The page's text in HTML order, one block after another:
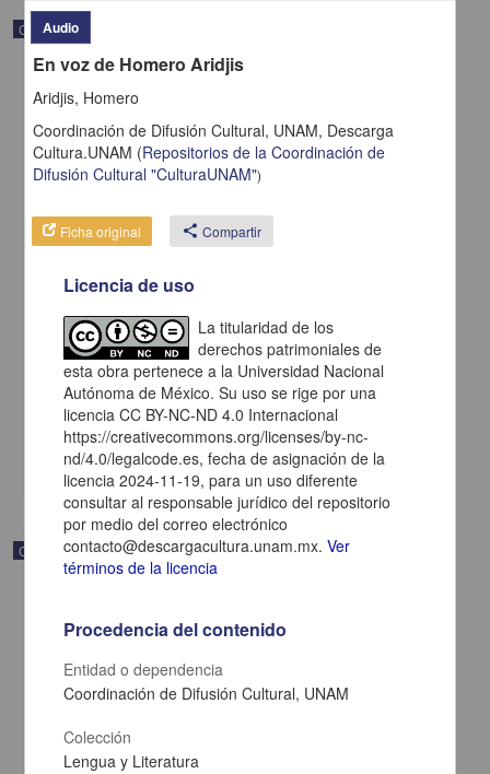
Correspondencia postal
Carta de H. C. Pitman a Francisco I. Madero en la que le solicita
una fotografía
Pitman, H. C.
[sin fecha]
Multidisciplina
Correspondencia postal
Audio
En voz de Homero Aridjis
Aridjis, Homero
Coordinación de Difusión Cultural, UNAM, Descarga
Cultura.UNAM (Repositorios de la Coordinación de
Difusión Cultural "CulturaUNAM")
Ficha original share Compartir
Licencia de uso
La titularidad de los
derechos patrimoniales de
esta obra pertenece a la Universidad Nacional
Autónoma de México. Su uso se rige por una
licencia CC BY-NC-ND 4.0 Internacional
https://creativecommons.org/licenses/by-nc-
nd/4.0/legalcode.es, fecha de asignación de la
licencia 2024-11-19, para un uso diferente
consultar al responsable jurídico del repositorio
por medio del correo electrónico
contacto@descargacultura.unam.mx.Ver
términos de la licencia
Procedencia del contenido
Entidad o dependencia
Coordinación de Difusión Cultural, UNAM
Colección
Lengua y Literatura